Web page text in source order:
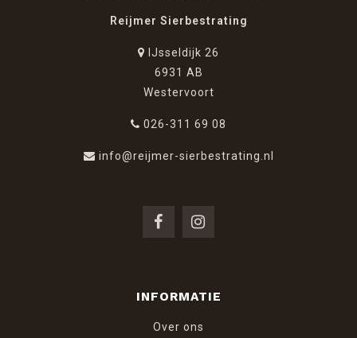
Reijmer Sierbestrating
IJsseldijk 26
6931 AB
Westervoort
026-311 69 08
info@reijmer-sierbestrating.nl
INFORMATIE
Over ons